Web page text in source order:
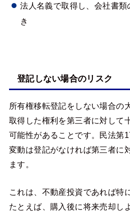
法人名義で取得し、会社書類
き
登記しない場合のリスク
所有権移転登記をしない場合の
取得した権利を第三者に対して
可能性があることです。民法第
変動は登記がなければ第三者に
ます。
これは、不動産投資であれば特
たとえば、購入後に将来売却し